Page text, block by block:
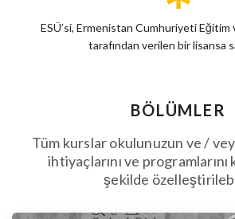
ESÜ’si, Ermenistan Cumhuriyeti Eğitim
tarafından verilen bir lisansa
BÖLÜMLER
Tüm kurslar okulunuzun ve /
ihtiyaçlarını ve programlarını
şekilde